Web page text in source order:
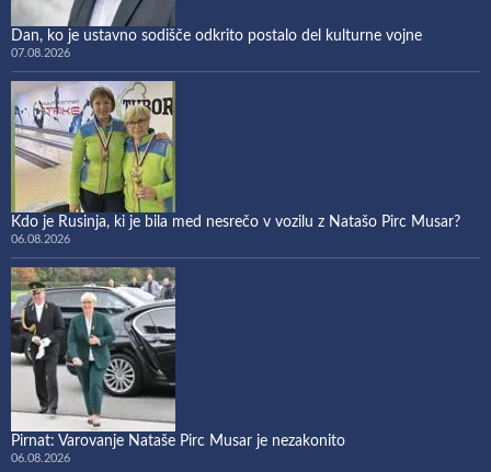
Dan, ko je ustavno sodišče odkrito postalo del kulturne vojne
07.08.2026
Kdo je Rusinja, ki je bila med nesrečo v vozilu z Natašo Pirc Musar?
06.08.2026
Pirnat: Varovanje Nataše Pirc Musar je nezakonito
06.08.2026